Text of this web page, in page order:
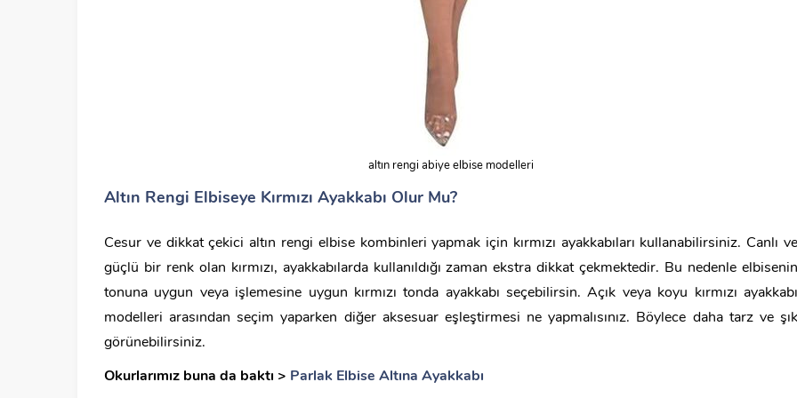
altın rengi abiye elbise modelleri
Altın Rengi Elbiseye Kırmızı Ayakkabı Olur Mu?
Cesur ve dikkat çekici altın rengi elbise kombinleri yapmak için kırmızı ayakkabıları kullanabilirsiniz. Canlı ve
güçlü bir renk olan kırmızı, ayakkabılarda kullanıldığı zaman ekstra dikkat çekmektedir. Bu nedenle elbisenin
tonuna uygun veya işlemesine uygun kırmızı tonda ayakkabı seçebilirsin. Açık veya koyu kırmızı ayakkabı
modelleri arasından seçim yaparken diğer aksesuar eşleştirmesi ne yapmalısınız. Böylece daha tarz ve şık
görünebilirsiniz.
Okurlarımız buna da baktı > Parlak Elbise Altına Ayakkabı